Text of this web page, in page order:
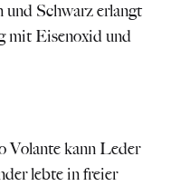
Schwarz erlangt
mit Eisenoxid und
Volante kann Leder
lebte in freier